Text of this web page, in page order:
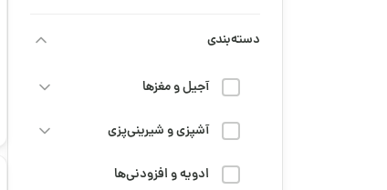
دسته‌بندی
آجیل و مغزها
آشپزی و شیرینی‌پزی
ادویه و افزودنی‌ها